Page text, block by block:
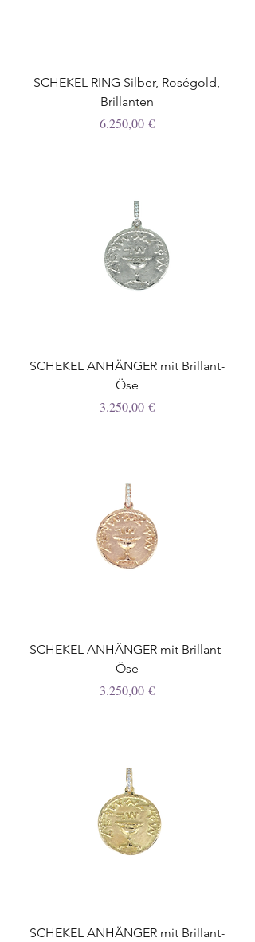
SCHEKEL RING Silber, Roségold,
Brillanten
Preis
6.250,00 €
SCHEKEL ANHÄNGER mit Brillant-
Öse
Preis
3.250,00 €
SCHEKEL ANHÄNGER mit Brillant-
Öse
Preis
3.250,00 €
SCHEKEL ANHÄNGER mit Brillant-